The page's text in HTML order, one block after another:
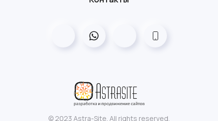
© 2023 Astra-Site. All rights reserved.